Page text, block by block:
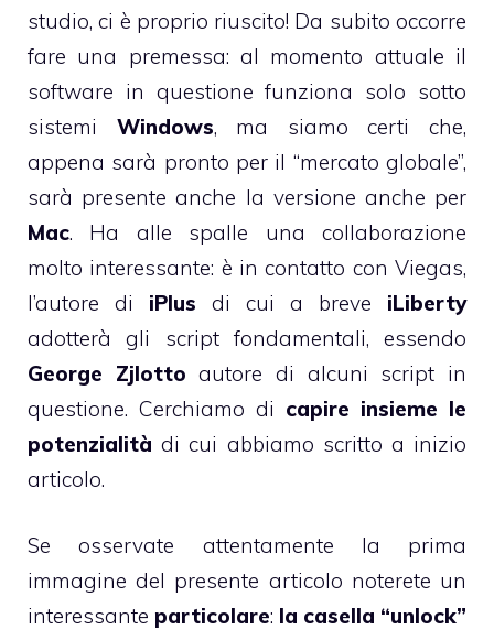
studio, ci è proprio riuscito! Da subito occorre
fare una premessa: al momento attuale il
software in questione funziona solo sotto
sistemi Windows, ma siamo certi che,
appena sarà pronto per il “mercato globale”,
sarà presente anche la versione anche per
Mac. Ha alle spalle una collaborazione
molto interessante: è in contatto con Viegas,
l’autore di iPlus di cui a breve iLiberty
adotterà gli script fondamentali, essendo
George Zjlotto autore di alcuni script in
questione. Cerchiamo di capire insieme le
potenzialità di cui abbiamo scritto a inizio
articolo.
Se osservate attentamente la prima
immagine del presente articolo noterete un
interessante particolare: la casella “unlock”